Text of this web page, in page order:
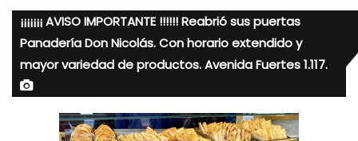
¡¡¡¡¡¡¡ AVISO IMPORTANTE !!!!!! Reabrió sus puertas
Panadería Don Nicolás. Con horario extendido y
mayor variedad de productos. Avenida Fuertes 1.117.